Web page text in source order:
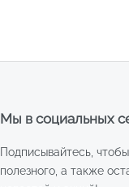
Мы в социальных
Подписывайтесь,
полезного, а также